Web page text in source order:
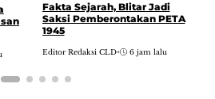
Fakta Sejarah, Blitar Jadi
Saksi Pemberontakan PETA
1945
Editor Redaksi CLD• 6 jam lalu